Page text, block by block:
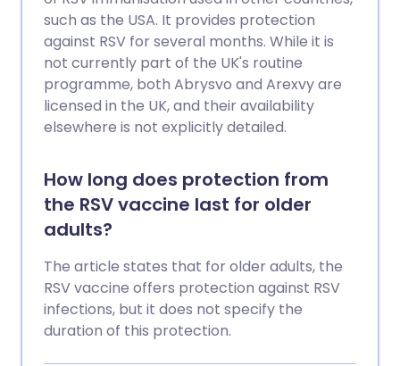
such as the USA. It provides protection
against RSV for several months. While it is
not currently part of the UK's routine
programme, both Abrysvo and Arexvy are
licensed in the UK, and their availability
elsewhere is not explicitly detailed.
How long does protection from
the RSV vaccine last for older
adults?
The article states that for older adults, the
RSV vaccine offers protection against RSV
infections, but it does not specify the
duration of this protection.